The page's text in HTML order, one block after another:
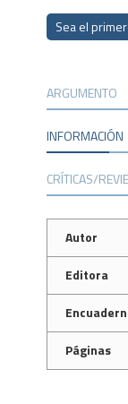
Sea el
ARGUMENTO
INFORMACIÓN
CRÍTICAS/
Autor
Editora
Páginas